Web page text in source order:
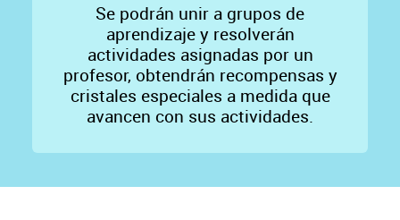
Se podrán unir a grupos de
aprendizaje y resolverán
actividades asignadas por un
profesor, obtendrán recompensas y
cristales especiales a medida que
avancen con sus actividades.